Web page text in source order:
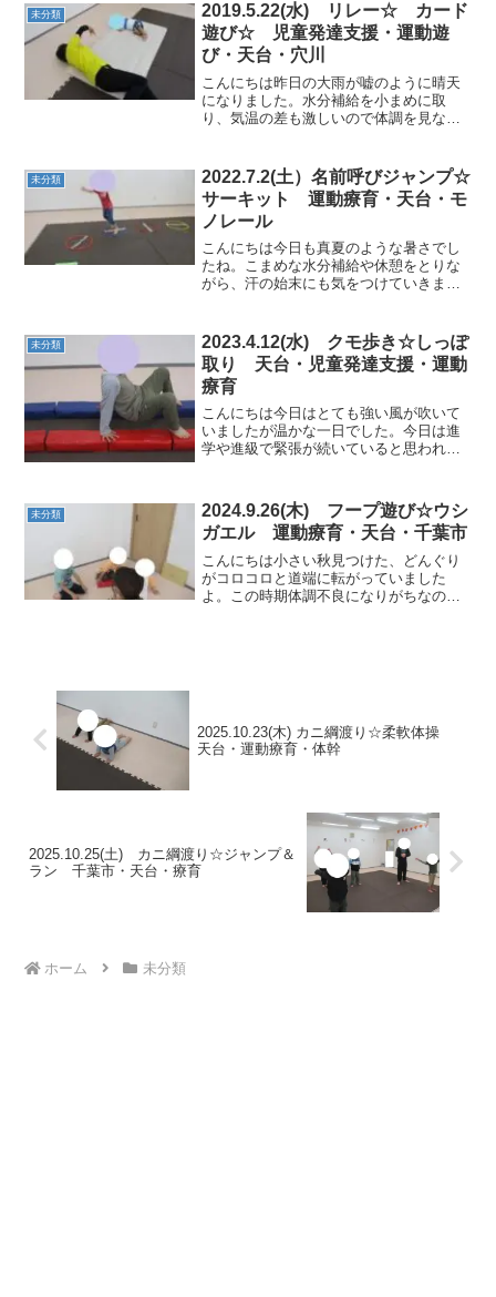
未分類
2019.5.22(水) リレー☆ カード
遊び☆ 児童発達支援・運動遊
び・天台・穴川
こんにちは昨日の大雨が嘘のように晴天
になりました。水分補給を小まめに取
り、気温の差も激しいので体調を見なが
ープジャンプ★間隔の開いた平均台もバ
ランスを取りながら、上手に...
未分類
2022.7.2(土）名前呼びジャンプ☆
サーキット 運動療育・天台・モ
ノレール
こんにちは今日も真夏のような暑さでし
たね。こまめな水分補給や休憩をとりな
がら、汗の始末にも気をつけていきまし
たいと思います。★フープ東西南北ジャ
ンプおへその向きを変えて...
未分類
2023.4.12(水) クモ歩き☆しっぽ
取り 天台・児童発達支援・運動
療育
こんにちは今日はとても強い風が吹いて
いましたが温かな一日でした。今日は進
学や進級で緊張が続いていると思われる
大変なクモ歩きで前後に進んで行きまし
た。 ★左右反転ジャン...
未分類
2024.9.26(木) フープ遊び☆ウシ
ガエル 運動療育・天台・千葉市
こんにちは小さい秋見つけた、どんぐり
がコロコロと道端に転がっていました
よ。この時期体調不良になりがちなので
2025.10.23(木) カニ綱渡り☆柔軟体操
天台・運動療育・体幹
2025.10.25(土) カニ綱渡り☆ジャンプ＆
ラン 千葉市・天台・療育
ホーム 未分類